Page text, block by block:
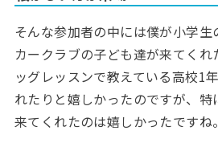
そんな参加者の中には僕が小学生
カークラブの子ども達が来てく
ッグレッスンで教えている高校1
れたりと嬉しかったのですが、
来てくれたのは嬉しかったですね。